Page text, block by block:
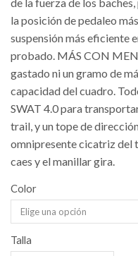
la posición de pedaleo
suspensión más eficiente
probado. MÁS CON
gastado ni un gramo de
capacidad del cuadro.
SWAT 4.0 para
trail, y un tope de
omnipresente cicatriz del
caes y el manillar gira.
Color
Talla